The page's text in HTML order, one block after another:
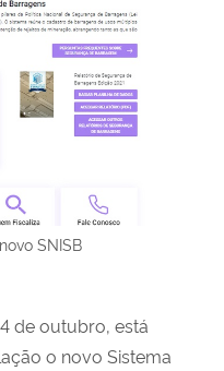
SNISB
de outubro, está
o novo Sistema